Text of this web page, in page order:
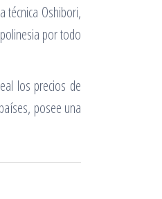
técnica Oshibori,
por todo
los precios de
posee una